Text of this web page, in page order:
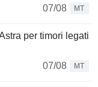
07/08 MT
per timori legati
07/08
MT